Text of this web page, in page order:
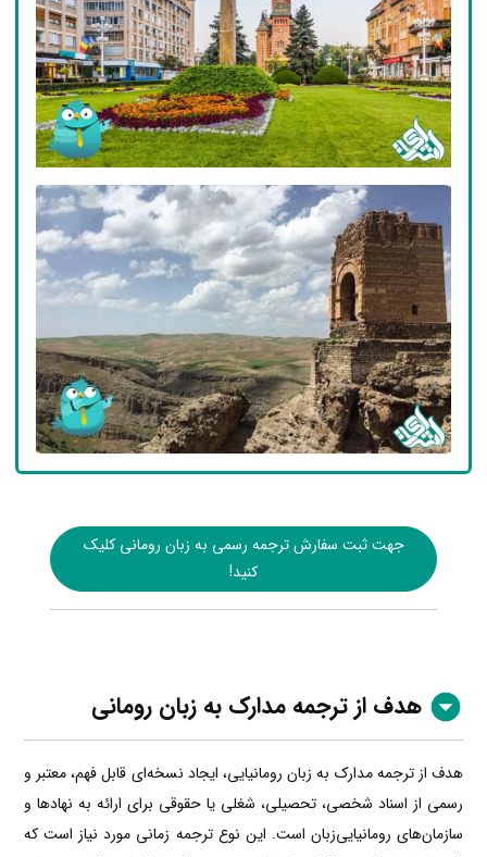
جهت ثبت سفارش ترجمه رسمی به زبان رومانی کلیک
کنید!
هدف از ترجمه مدارک به زبان رومانی
هدف از ترجمه مدارک به زبان رومانیایی، ایجاد نسخه‌ای قابل فهم، معتبر و
رسمی از اسناد شخصی، تحصیلی، شغلی یا حقوقی برای ارائه به نهادها و
سازمان‌های رومانیایی‌زبان است. این نوع ترجمه زمانی مورد نیاز است که